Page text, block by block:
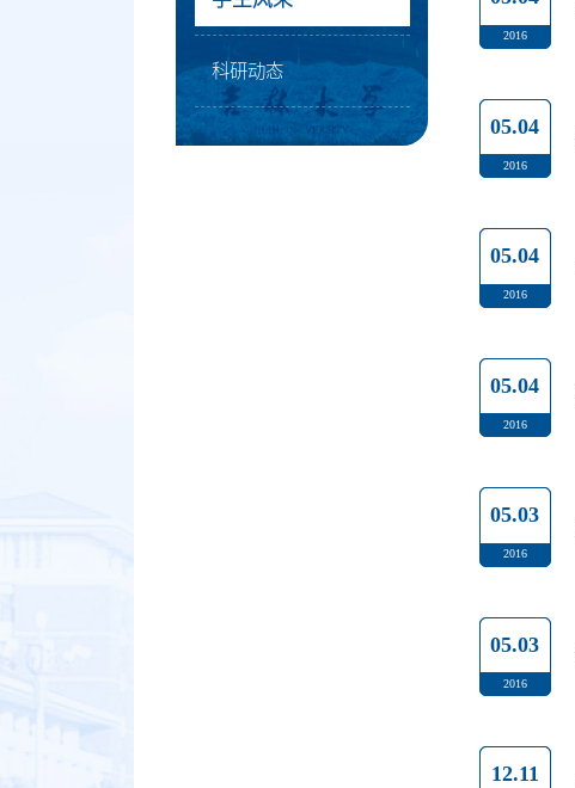
科研动态
2016
05.04
2016
05.04
2016
05.04
2016
05.03
2016
05.03
2016
12.11